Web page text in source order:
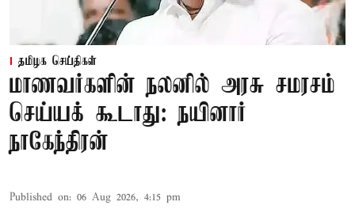
தமிழக செய்திகள்
மாணவர்களின் நலனில் அரசு சமரசம்
செய்யக் கூடாது: நயினார்
நாகேந்திரன்
Published on: 06 Aug 2026, 4:15 pm